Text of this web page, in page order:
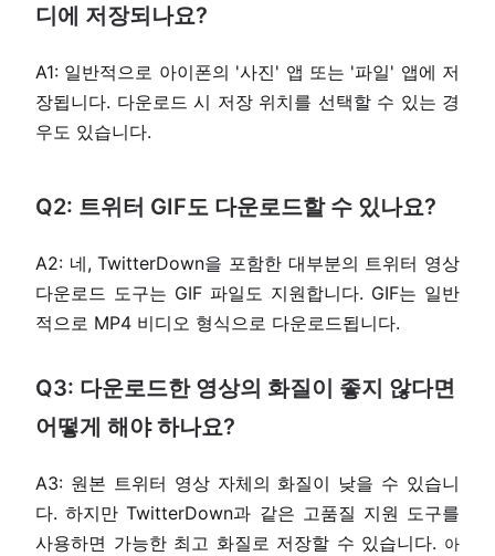
디에 저장되나요?
A1: 일반적으로 아이폰의 '사진' 앱 또는 '파일' 앱에 저
장됩니다. 다운로드 시 저장 위치를 선택할 수 있는 경
우도 있습니다.
Q2: 트위터 GIF도 다운로드할 수 있나요?
A2: 네, TwitterDown을 포함한 대부분의 트위터 영상
다운로드 도구는 GIF 파일도 지원합니다. GIF는 일반
적으로 MP4 비디오 형식으로 다운로드됩니다.
Q3: 다운로드한 영상의 화질이 좋지 않다면
어떻게 해야 하나요?
A3: 원본 트위터 영상 자체의 화질이 낮을 수 있습니
다. 하지만 TwitterDown과 같은 고품질 지원 도구를
사용하면 가능한 최고 화질로 저장할 수 있습니다. 아